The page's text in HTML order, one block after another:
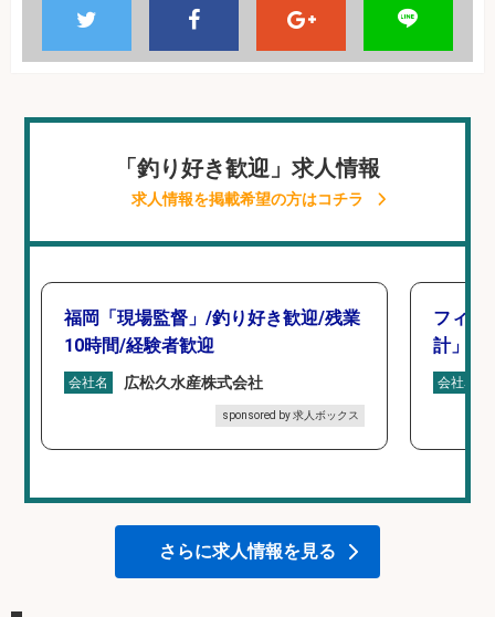
「釣り好き歓迎」求人情報
求人情報を掲載希望の方はコチラ
福岡「現場監督」/釣り好き歓迎/残業
10時間/経験者歓迎
会社名 広松久水産株式会社
sponsored by 求人ボックス
フィッ
計」
会社名
さらに求人情報を見る